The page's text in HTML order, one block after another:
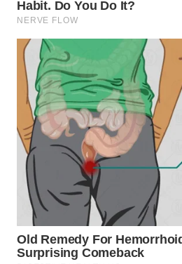
BOROBUDUR
WN
MADURA
WN
SURABAYA
NATUNA
WN
BINTAN